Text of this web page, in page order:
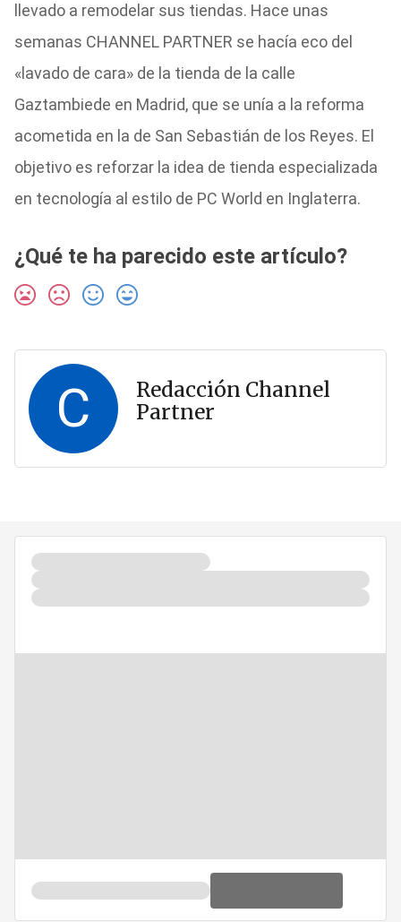
llevado a remodelar sus tiendas. Hace unas
semanas CHANNEL PARTNER se hacía eco del
«lavado de cara» de la tienda de la calle
Gaztambiede en Madrid, que se unía a la reforma
acometida en la de San Sebastián de los Reyes. El
objetivo es reforzar la idea de tienda especializada
en tecnología al estilo de PC World en Inglaterra.
¿Qué te ha parecido este artículo?
C
Redacción Channel
Partner